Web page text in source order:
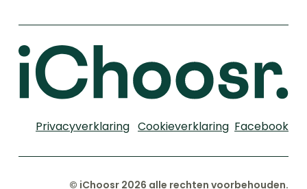
Privacyverklaring Cookieverklaring Facebook
© iChoosr 2026 alle rechten voorbehouden.